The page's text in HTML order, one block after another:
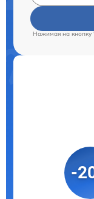
Нажимая на кнопку
-